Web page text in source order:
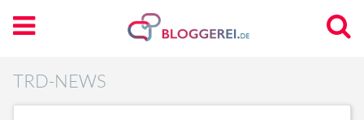
TRD-NEWS